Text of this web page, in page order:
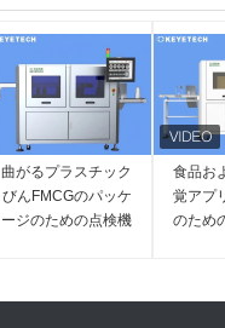
曲がるプラスチック
びんFMCGのパッケ
ージのための点検機
食品お
覚アプ
のため